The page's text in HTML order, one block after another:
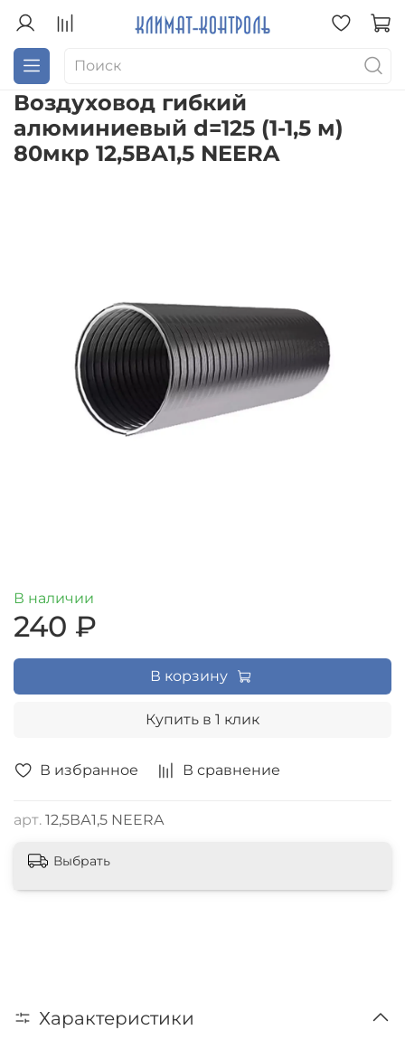
Воздуховод гибкий
алюминиевый d=125 (1-1,5 м)
80мкр 12,5ВА1,5 NEERA
В избранное В сравнение
арт. 12,5ВА1,5 NEERA
В наличии
240 ₽
В корзину
Купить в 1 клик
Выбрать
Характеристики